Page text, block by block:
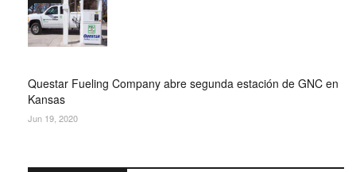
Questar Fueling Company abre segunda estación de GNC en
Kansas
Jun 19, 2020